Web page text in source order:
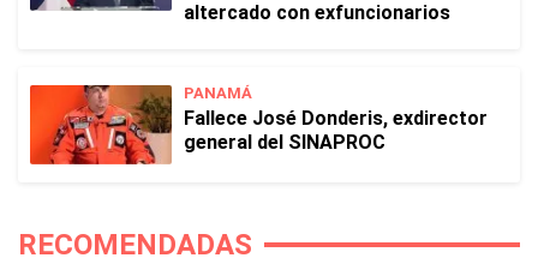
altercado con exfuncionarios
PANAMÁ
Fallece José Donderis, exdirector
general del SINAPROC
RECOMENDADAS